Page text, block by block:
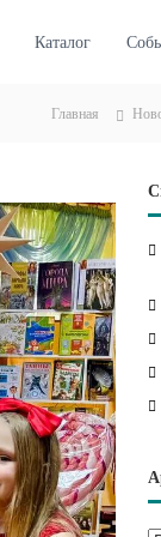
Каталог
Главная